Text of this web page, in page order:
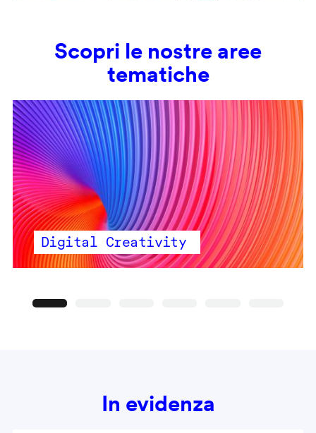
Scopri le nostre aree
tematiche
Digital Creativity
In evidenza